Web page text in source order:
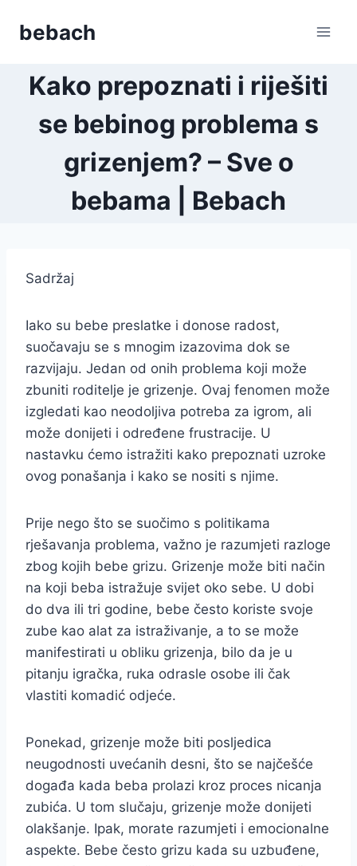
bebach
Kako prepoznati i riješiti
se bebinog problema s
grizenjem? – Sve o
bebama | Bebach
Sadržaj
Iako su bebe preslatke i donose radost,
suočavaju se s mnogim izazovima dok se
razvijaju. Jedan od onih problema koji može
zbuniti roditelje je grizenje. Ovaj fenomen može
izgledati kao neodoljiva potreba za igrom, ali
može donijeti i određene frustracije. U
nastavku ćemo istražiti kako prepoznati uzroke
ovog ponašanja i kako se nositi s njime.
Prije nego što se suočimo s politikama
rješavanja problema, važno je razumjeti razloge
zbog kojih bebe grizu. Grizenje može biti način
na koji beba istražuje svijet oko sebe. U dobi
do dva ili tri godine, bebe često koriste svoje
zube kao alat za istraživanje, a to se može
manifestirati u obliku grizenja, bilo da je u
pitanju igračka, ruka odrasle osobe ili čak
vlastiti komadić odjeće.
Ponekad, grizenje može biti posljedica
neugodnosti uvećanih desni, što se najčešće
događa kada beba prolazi kroz proces nicanja
zubića. U tom slučaju, grizenje može donijeti
olakšanje. Ipak, morate razumjeti i emocionalne
aspekte. Bebe često grizu kada su uzbuđene,